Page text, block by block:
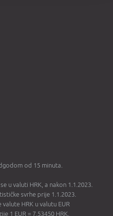
od 15 minuta.
u valuti HRK, a nakon 1.1.2023.
svrhe prije 1.1.2023.
HRK u valutu EUR
1 EUR = 7,53450 HRK.